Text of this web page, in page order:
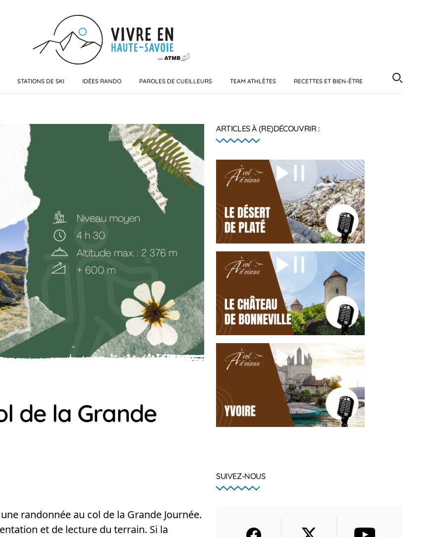
STATIONS DE SKI IDÉES RANDO PAROLES DE CUEILLEURS TEAM ATHLÈTES RECETTES ET BIEN-ÊTRE
de la Grande
randonnée au col de la Grande Journée.
et de lecture du terrain. Si la
ARTICLES À (RE)DÉCOUVRIR :
SUIVEZ-NOUS